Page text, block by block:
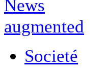
Societé